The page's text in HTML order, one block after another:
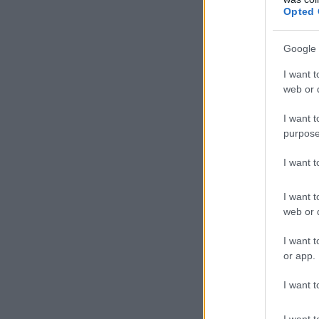
Opted
Google
I want
web or
I want
I want
I want
web or
I want
or app.
I want